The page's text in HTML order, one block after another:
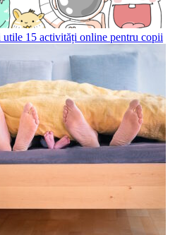
utile 15 activități online pentru copii